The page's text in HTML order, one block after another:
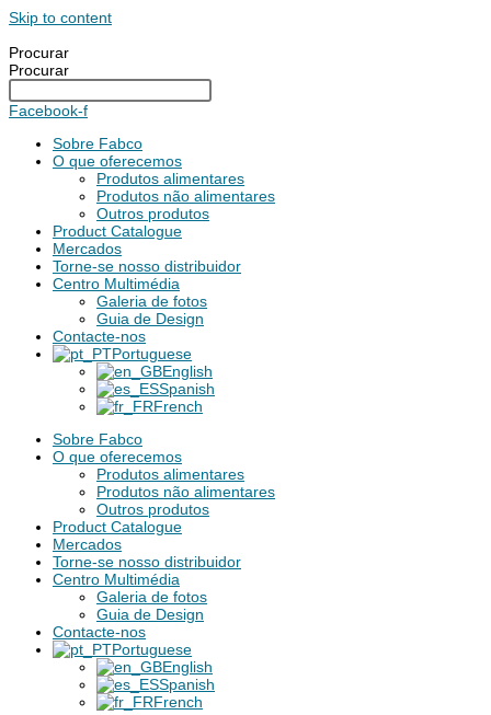
Skip to content
Procurar
Procurar
Facebook-f
Sobre Fabco
O que oferecemos
Produtos alimentares
Produtos não alimentares
Outros produtos
Product Catalogue
Mercados
Torne-se nosso distribuidor
Centro Multimédia
Galeria de fotos
Guia de Design
Contacte-nos
Portuguese
English
Spanish
French
Sobre Fabco
O que oferecemos
Produtos alimentares
Produtos não alimentares
Outros produtos
Product Catalogue
Mercados
Torne-se nosso distribuidor
Centro Multimédia
Galeria de fotos
Guia de Design
Contacte-nos
Portuguese
English
Spanish
French